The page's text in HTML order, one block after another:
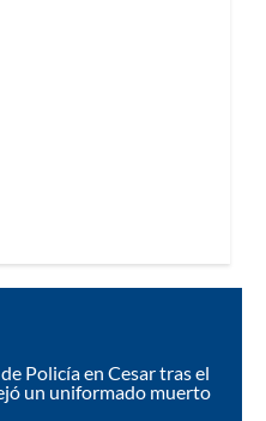
Policía en Cesar tras el
un uniformado muerto